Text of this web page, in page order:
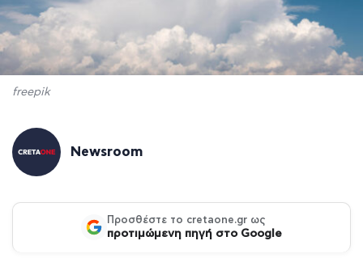
freepik
Newsroom
Προσθέστε το cretaone.gr ως
προτιμώμενη πηγή στο Google